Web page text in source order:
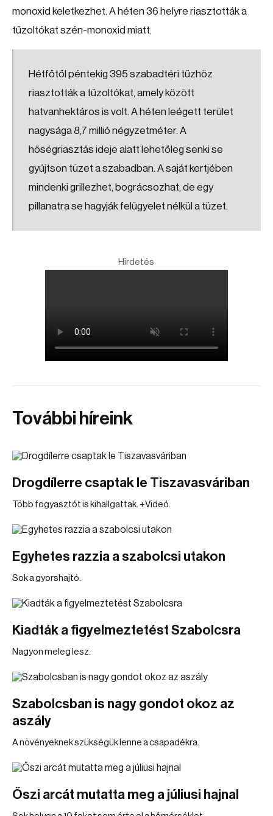
monoxid keletkezhet. A héten 36 helyre riasztották a
tűzoltókat szén-monoxid miatt.
Hétfőtől péntekig 395 szabadtéri tűzhöz
riasztották a tűzoltókat, amely között
hatvanhektáros is volt. A héten leégett terület
nagysága 8,7 millió négyzetméter. A
hőségriasztás ideje alatt lehetőleg senki se
gyújtson tüzet a szabadban. A saját kertjében
mindenki grillezhet, bográcsozhat, de egy
pillanatra se hagyják felügyelet nélkül a tüzet.
Hirdetés
További híreink
Drogdílerre csaptak le Tiszavasváriban
Több fogyasztót is kihallgattak. +Videó.
Egyhetes razzia a szabolcsi utakon
Sok a gyorshajtó.
Kiadták a figyelmeztetést Szabolcsra
Nagyon meleg lesz.
Szabolcsban is nagy gondot okoz az
aszály
A növényeknek szükségük lenne a csapadékra.
Őszi arcát mutatta meg a júliusi hajnal